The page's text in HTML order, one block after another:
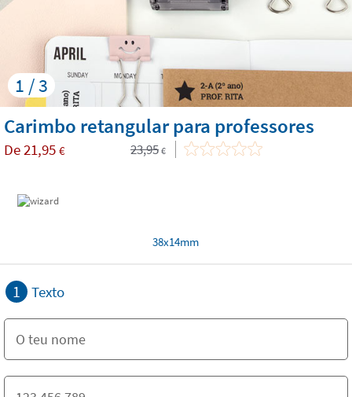
1 / 3
Carimbo retangular para professores
De21,95 € 23,95 €
38x14mm
1 Texto